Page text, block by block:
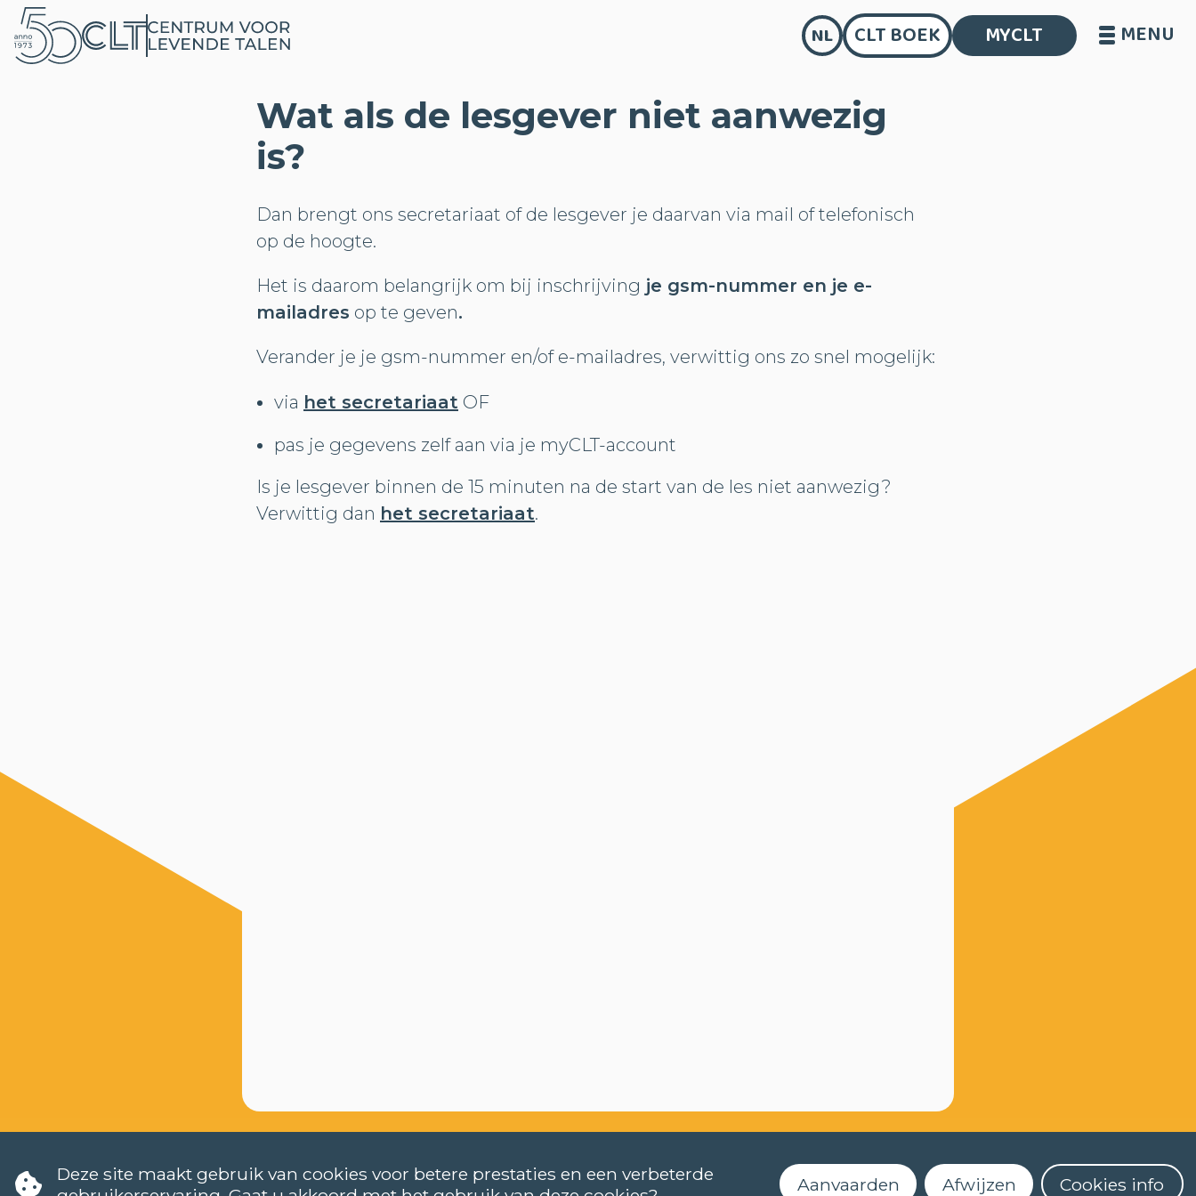
MENU
NL CLT BOEK MYCLT
Wat als de lesgever niet aanwezig
is?
Dan brengt ons secretariaat of de lesgever je daarvan via mail of telefonisch
op de hoogte.
Het is daarom belangrijk om bij inschrijving je gsm-nummer en je e-
mailadres op te geven.
Verander je je gsm-nummer en/of e-mailadres, verwittig ons zo snel mogelijk:
via het secretariaat OF
pas je gegevens zelf aan via je myCLT-account
Is je lesgever binnen de 15 minuten na de start van de les niet aanwezig?
Verwittig dan het secretariaat.
Deze site maakt gebruik van cookies voor betere prestaties en een verbeterde
Aanvaarden Afwijzen Cookies info